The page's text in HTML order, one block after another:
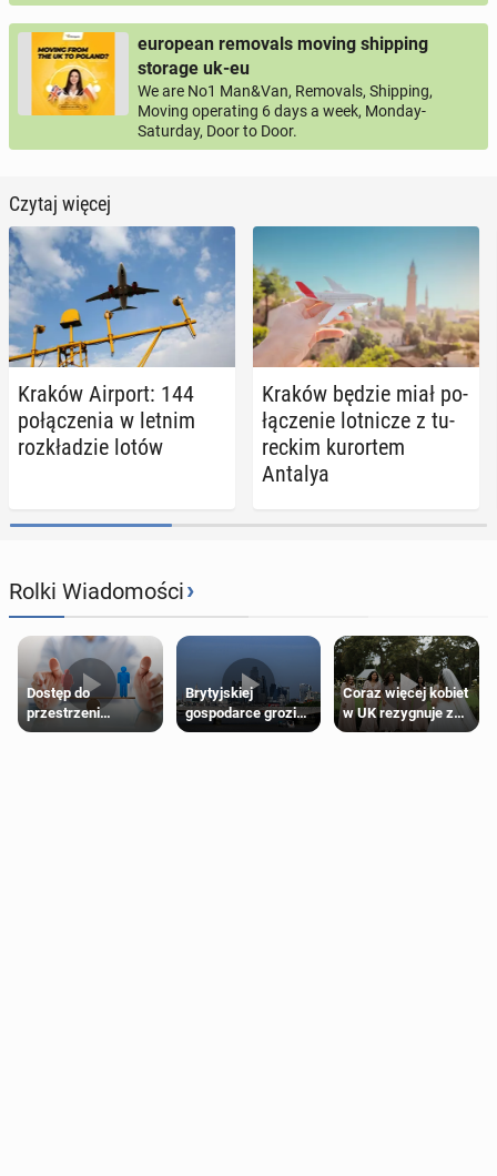
european removals moving shipping
storage uk-eu
We are No1 Man&Van, Removals, Shipping,
Moving operating 6 days a week, Monday-
Saturday, Door to Door.
Czytaj więcej
Kraków Airport: 144
po­łą­cze­nia w letnim
roz­kła­dzie lotów
Kraków będzie miał po­
łą­cze­nie lot­ni­cze z tu­
rec­kim ku­ror­tem
Antalya
Rolki Wiadomości›
Dostęp do
przestrzeni
przeznaczonych
Brytyjskiej
gospodarce grozi
recesja, jeśli
Coraz więcej kobiet
w UK rezygnuje z
roli druhny na